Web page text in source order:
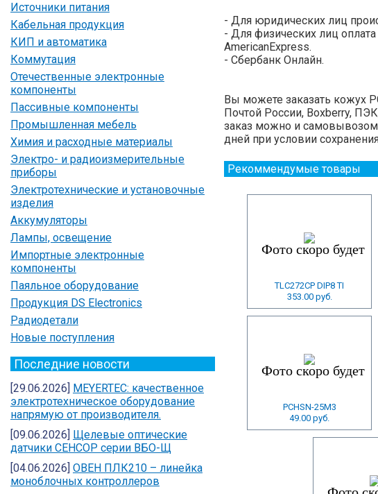
Источники питания
Кабельная продукция
КИП и автоматика
Коммутация
Отечественные электронные
компоненты
Пассивные компоненты
Промышленная мебель
Химия и расходные материалы
Электро- и радиоизмерительные
приборы
Электротехнические и установочные
изделия
Аккумуляторы
Лампы, освещение
Импортные электронные
компоненты
Паяльное оборудование
Продукция DS Electronics
Радиодетали
Новые поступления
Последние новости
[29.06.2026] MEYERTEC: качественное
электротехническое оборудование
напрямую от производителя.
[09.06.2026] Щелевые оптические
датчики СЕНСОР серии ВБО-Щ
[04.06.2026] ОВЕН ПЛК210 – линейка
моноблочных контроллеров
- Для юридических лиц
- Для физических лиц
AmericanExpress.
- Сбербанк Онлайн.
Вы можете заказать кожух
Почтой России, Boxberry,
заказ можно и самовывозом
дней при условии
Рекоммендумые товары
TLC272CP DIP8 TI
353.00 руб.
PCHSN-25M3
49.00 руб.